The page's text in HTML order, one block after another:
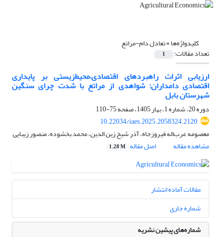
کلیدواژه‌ها =تعادل دام-مراتع
تعداد مقالات: 1
ارزیابی اثرات راهبردهای اقتصادی–‌محیط‌زیستی بر پایداری
اقتصادی دامداران: شواهدی از مراتع با شدت چرای سنگین
شهرستان بابل
دوره 20، شماره 1، بهار 1405، صفحه
75-110
10.22034/iaes.2025.2058324.2120
معصومه عرب‌اله فیروزجاه، آذر شیخ زین الدین، محمد بخشوده، منصور زیبایی
مشاهده مقاله
اصل مقاله 1.28 M
مقالات آماده انتشار
شماره جاری
شماره‌های پیشین نشریه